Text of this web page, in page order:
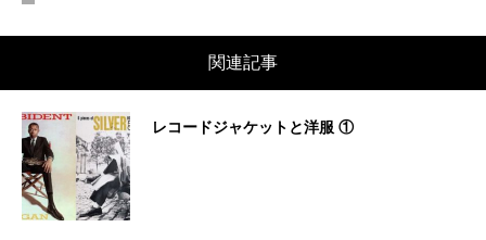
関連記事
レコードジャケットと洋服 ①